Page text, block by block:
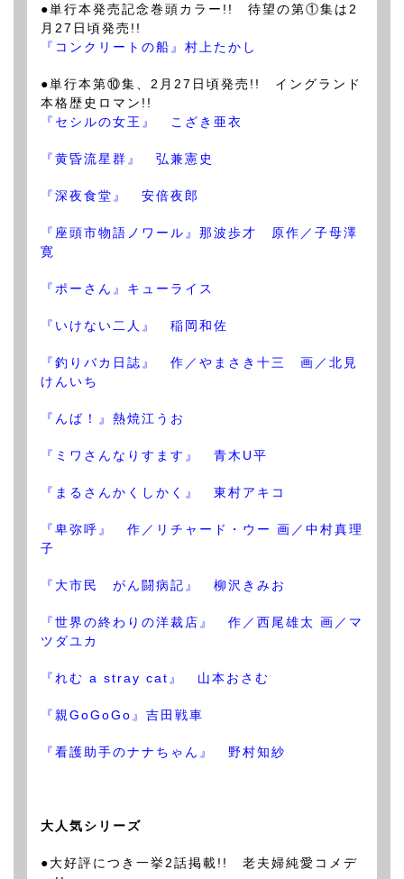
●単行本発売記念巻頭カラー!! 待望の第①集は2
月27日頃発売!!
『コンクリートの船』村上たかし
●単行本第⑩集、2月27日頃発売!! イングランド
本格歴史ロマン!!
『セシルの女王』 こざき亜衣
『黄昏流星群』 弘兼憲史
『深夜食堂』 安倍夜郎
『座頭市物語ノワール』那波歩才 原作／子母澤
寛
『ポーさん』キューライス
『いけない二人』 稲岡和佐
『釣りバカ日誌』 作／やまさき十三 画／北見
けんいち
『んば！』熱焼江うお
『ミワさんなりすます』 青木U平
『まるさんかくしかく』 東村アキコ
『卑弥呼』 作／リチャード・ウー 画／中村真理
子
『大市民 がん闘病記』 柳沢きみお
『世界の終わりの洋裁店』 作／西尾雄太 画／マ
ツダユカ
『れむ a stray cat』 山本おさむ
『親GoGoGo』吉田戦車
『看護助手のナナちゃん』 野村知紗
大人気シリーズ
●大好評につき一挙2話掲載!! 老夫婦純愛コメデ